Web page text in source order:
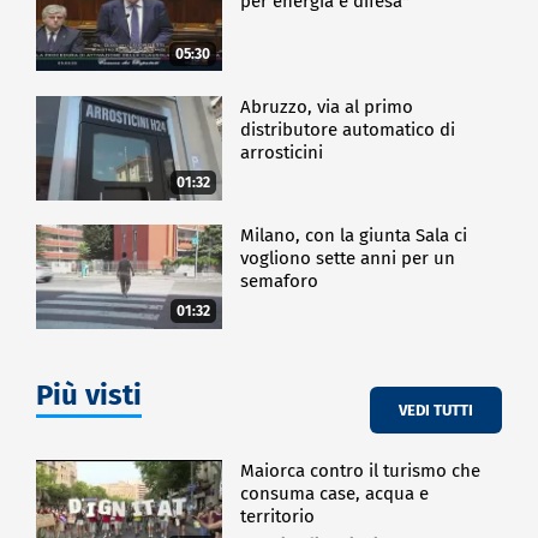
una società migliore".
CRONACA
05:30
01:32
Abruzzo, via al primo
distributore automatico di
arrosticini
01:32
Milano, con la giunta Sala ci
vogliono sette anni per un
semaforo
Più visti VEDI TUTTI
Maiorca contro il turismo che
consuma case, acqua e
territorio